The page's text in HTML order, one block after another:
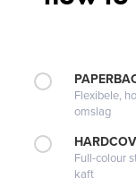
Flexibele,
omslag
Full-colour
kaft